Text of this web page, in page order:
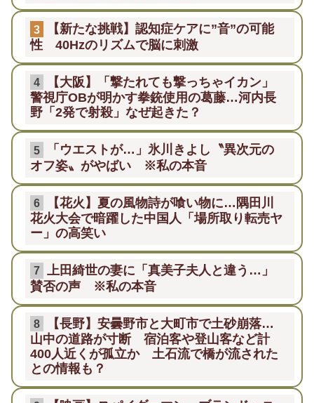
3
【新たな挑戦】認知症ケアに”音”の可能
性 40Hzのリズムで脳に刺激
4
【大阪】「撃たれても撃っちゃイカン」
警視庁OBが明かす拳銃使用の葛藤…河内長
野「2発で射殺」なぜ起きた？
5
「ウエストが…」氷川きよし〝異次元の
オフ姿〟がやばい ※私の本音
6
【花火】夏の風物詩が喰い物に…隅田川
花火大会で暗躍した中国人「場所取り転売ヤ
ー」の高笑い
7 上田綺世の妻に「真美子夫人と違う…」
賛否の声 ※私の本音
8
【長野】安曇野市と大町市で土砂崩落…
山中の道路が寸断 宿泊客や登山客など計
400人近くが孤立か 土石流で橋が流された
との情報も？